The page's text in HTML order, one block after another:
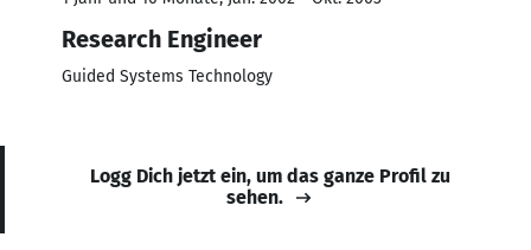
Research Engineer
Guided Systems Technology
Logg Dich jetzt ein, um das ganze Profil zu
sehen.